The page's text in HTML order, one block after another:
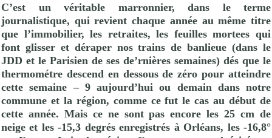
C’est un véritable marronnier, dans le terme
journalistique, qui revient chaque année au même titre
que l’immobilier, les retraites, les feuilles mortees qui
font glisser et déraper nos trains de banlieue (dans le
JDD et le Parisien de ses de’rnières semaines) dés que le
thermométre descend en dessous de zéro pour atteindre
cette semaine – 9 aujourd’hui ou demain dans notre
commune et la région, comme ce fut le cas au début de
cette année. Mais ce ne sont pas encore les 25 cm de
neige et les -15,3 degrés enregistrés à Orléans, les -16,8°